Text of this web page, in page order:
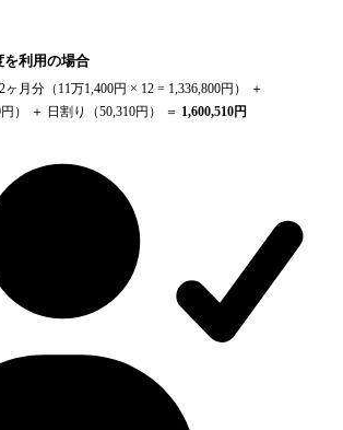
を利用の場合
ヶ月分（ 11万1,400円 × 12 = 1,336,800円） ＋
円） ＋ 日割り（50,310円） ＝ 1,600,510円